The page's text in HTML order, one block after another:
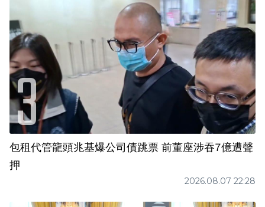
包租代管龍頭兆基爆公司債跳票 前董座涉吞7億遭聲
押
2026.08.07 22:28